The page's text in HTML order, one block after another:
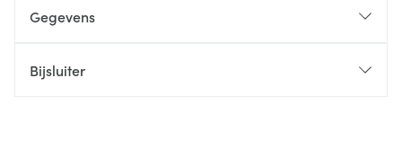
Gegevens
Bijsluiter